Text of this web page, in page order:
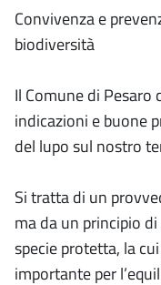
Convivenza e
biodiversità
Il Comune di Pesaro
indicazioni e buone
del lupo sul nostro
Si tratta di un
ma da un principio
specie protetta, la
importante per